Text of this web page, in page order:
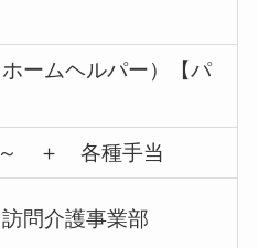
ームヘルパー）【パ
＋ 各種手当
問介護事業部